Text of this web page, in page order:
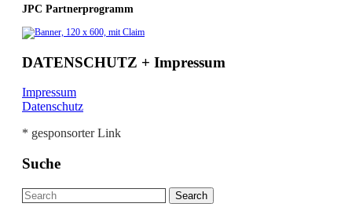
JPC Partnerprogramm
DATENSCHUTZ + Impressum
Impressum
Datenschutz
* gesponsorter Link
Suche